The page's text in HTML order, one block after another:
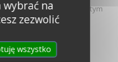
bardzo drobnoziarnistym
odkurzyć.
mebel odpowiednim
wybrać na
zezwolić
wszystko